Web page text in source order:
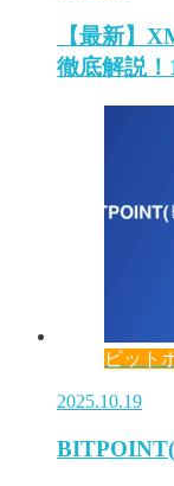
【最新】
徹底解説
ビット
2025.10.19